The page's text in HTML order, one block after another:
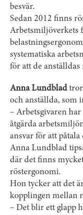
besvär.
Sedan 2012 finns
Arbetsmiljöverkets
systematiska
för att de
Anna Lundblad tror
och anställda, som
– Arbetsgivaren
åtgärda
ansvar för att
Anna Lundblad
där det finns
röstergonomi.
Hon tycker att det
kopplingen mellan
– Det blir ett glapp